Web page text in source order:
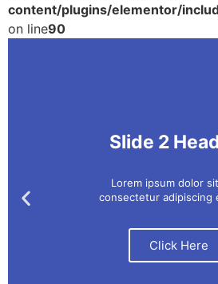
content/plugins/elementor/
on line90
Slide 2
Lorem ipsum dolor
consectetur adipiscing
Click Here